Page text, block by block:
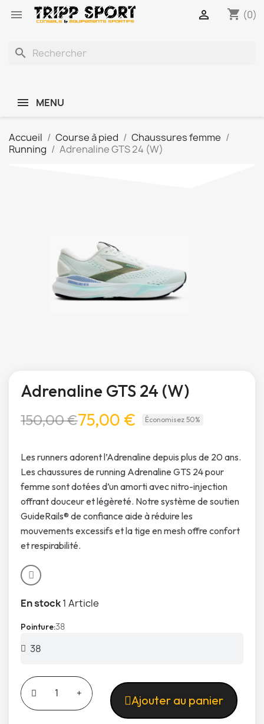
 shopping_cart (0)

search
MENU
Accueil Course à pied
Chaussures femme
Running
Adrenaline GTS 24 (W)
Adrenaline GTS 24 (W)
150,00 €75,00 € Économisez 50%
Les runners adorent l’Adrenaline depuis plus de 20 ans.
Les chaussures de running Adrenaline GTS 24 pour
femme sont dotées d’un amorti avec nitro-injection
offrant douceur et légèreté. Notre système de soutien
GuideRails® de confiance aide à réduire les
mouvements excessifs et la tige en mesh offre confort
et respirabilité.
En stock1 Article
Pointure 38
Ajouter au panier